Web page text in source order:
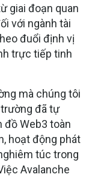
giai đoạn quan
với ngành tài
đuổi định vị
trực tiếp tinh
mà chúng tôi
đã tự
đồ Web3 toàn
hoạt động phát
túc trong
Avalanche